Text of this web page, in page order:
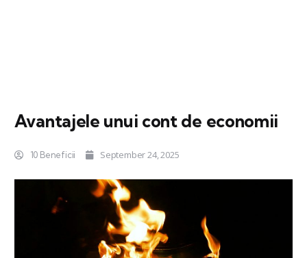
Avantajele unui cont de economii
10 Beneficii September 24, 2025